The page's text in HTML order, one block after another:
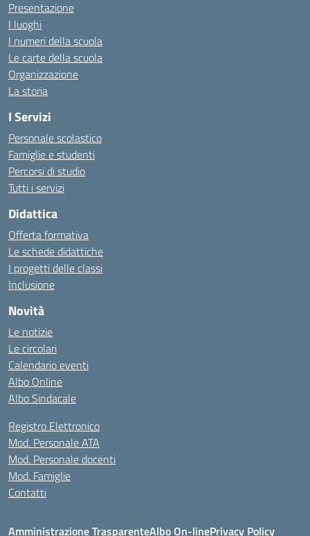
Presentazione
I luoghi
I numeri della scuola
Le carte della scuola
Organizzazione
La storia
I Servizi
Personale scolastico
Famiglie e studenti
Percorsi di studio
Tutti i servizi
Didattica
Offerta formativa
Le schede didattiche
I progetti delle classi
Inclusione
Novità
Le notizie
Le circolari
Calendario eventi
Albo Online
Albo Sindacale
Registro Elettronico
Mod. Personale ATA
Mod. Personale docenti
Mod. Famiglie
Contatti
Amministrazione TrasparenteAlbo On-linePrivacy Policy